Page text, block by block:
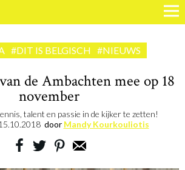
#DIT IS BELGISCH #NIEUWS
de Ambachten mee op 18
november
talent en passie in de kijker te zetten!
door Mandy Kourkouliotis